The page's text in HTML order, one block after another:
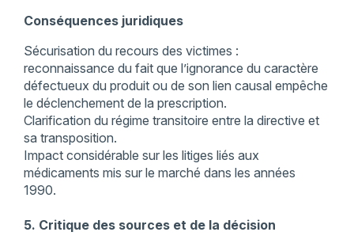
Conséquences juridiques
Sécurisation du recours des victimes :
reconnaissance du fait que l’ignorance du caractère
défectueux du produit ou de son lien causal empêche
le déclenchement de la prescription.
Clarification du régime transitoire entre la directive et
sa transposition.
Impact considérable sur les litiges liés aux
médicaments mis sur le marché dans les années
1990.
5. Critique des sources et de la décision